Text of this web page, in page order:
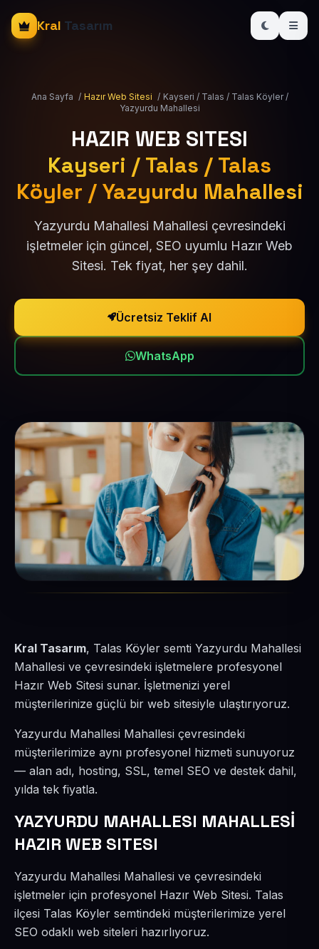
Kral Tasarım
Ana Sayfa / Hazır Web Sitesi / Kayseri / Talas / Talas Köyler /
Yazyurdu Mahallesi
HAZIR WEB SITESI
Kayseri / Talas / Talas
Köyler / Yazyurdu Mahallesi
Yazyurdu Mahallesi Mahallesi çevresindeki
işletmeler için güncel, SEO uyumlu Hazır Web
Sitesi. Tek fiyat, her şey dahil.
Ücretsiz Teklif Al
WhatsApp
Kral Tasarım, Talas Köyler semti Yazyurdu Mahallesi
Mahallesi ve çevresindeki işletmelere profesyonel
Hazır Web Sitesi sunar. İşletmenizi yerel
müşterilerinize güçlü bir web sitesiyle ulaştırıyoruz.
Yazyurdu Mahallesi Mahallesi çevresindeki
müşterilerimize aynı profesyonel hizmeti sunuyoruz
— alan adı, hosting, SSL, temel SEO ve destek dahil,
yılda tek fiyatla.
YAZYURDU MAHALLESI MAHALLESİ
HAZIR WEB SITESI
Yazyurdu Mahallesi Mahallesi ve çevresindeki
işletmeler için profesyonel Hazır Web Sitesi. Talas
ilçesi Talas Köyler semtindeki müşterilerimize yerel
SEO odaklı web siteleri hazırlıyoruz.